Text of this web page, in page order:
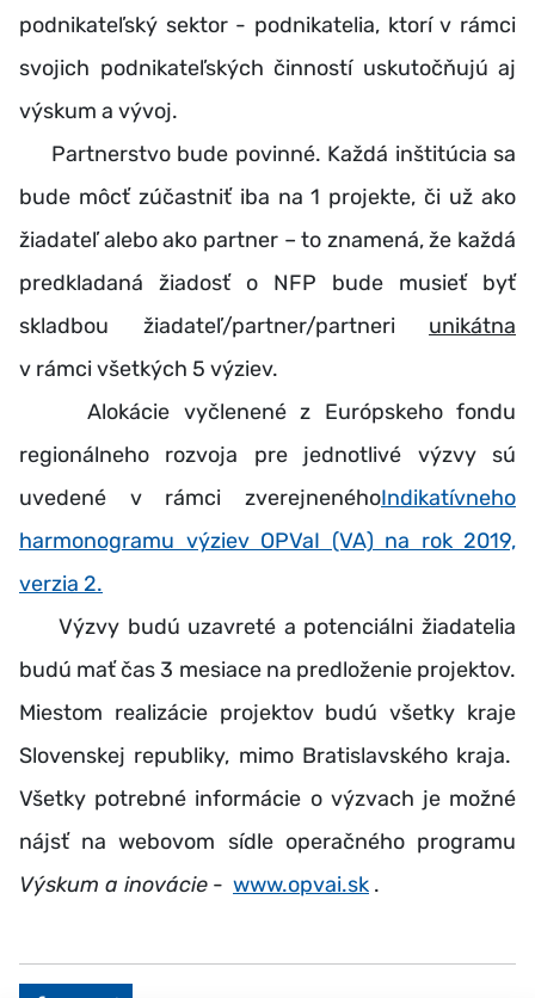
podnikateľský sektor - podnikatelia, ktorí v rámci
svojich podnikateľských činností uskutočňujú aj
výskum a vývoj.
Partnerstvo bude povinné. Každá inštitúcia sa
bude môcť zúčastniť iba na 1 projekte, či už ako
žiadateľ alebo ako partner – to znamená, že každá
predkladaná žiadosť o NFP bude musieť byť
skladbou žiadateľ/partner/partneri unikátna
v rámci všetkých 5 výziev.
Alokácie vyčlenené z Európskeho fondu
regionálneho rozvoja pre jednotlivé výzvy sú
uvedené v rámci zverejnenéhoIndikatívneho
harmonogramu výziev OPVaI (VA) na rok 2019,
verzia 2.
Výzvy budú uzavreté a potenciálni žiadatelia
budú mať čas 3 mesiace na predloženie projektov.
Miestom realizácie projektov budú všetky kraje
Slovenskej republiky, mimo Bratislavského kraja.
Všetky potrebné informácie o výzvach je možné
nájsť na webovom sídle operačného programu
Výskum a inovácie - www.opvai.sk .